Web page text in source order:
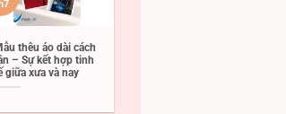
thêu áo dài cách
– Sự kết hợp tinh
giữa xưa và nay